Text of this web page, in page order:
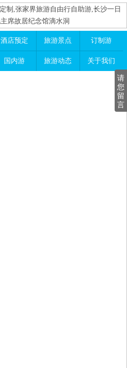
酒店预定 旅游景点 订制游
国内游 旅游动态 关于我们
请
您
留
言